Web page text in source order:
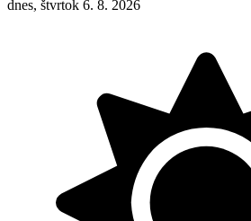
dnes, štvrtok 6. 8. 2026